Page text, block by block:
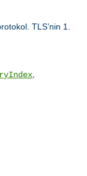
TLS’nin 1.